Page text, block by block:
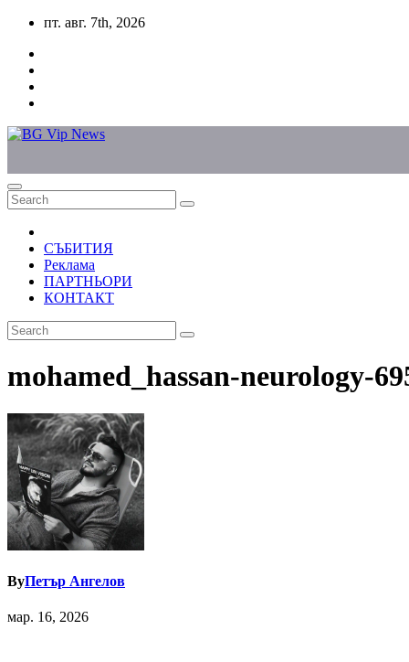
Skip
content
пт. авг. 7th, 2026
СЪБИТИЯ
Реклама
ПАРТНЬОРИ
КОНТАКТ
mohamed_hassan-neurology-
ByПетър Ангелов
мар. 16, 2026